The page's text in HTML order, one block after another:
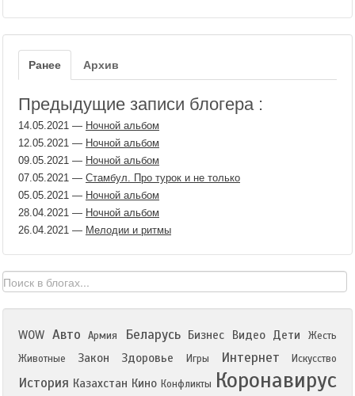
Ранее Архив
Предыдущие записи блогера :
14.05.2021 — Ночной альбом
12.05.2021 — Ночной альбом
09.05.2021 — Ночной альбом
07.05.2021 — Стамбул. Про турок и не только
05.05.2021 — Ночной альбом
28.04.2021 — Ночной альбом
26.04.2021 — Мелодии и ритмы
WOW Авто Армия Беларусь Бизнес Видео Дети
Жесть
Животные
Закон Здоровье Игры Интернет Искусство
История Казахстан Кино Конфликты Коронавирус